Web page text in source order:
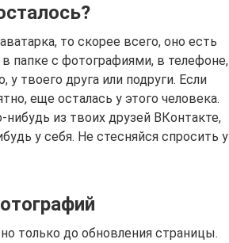
то скорее всего, оно есть
папке с фотографиями, в телефоне,
твоего друга или подруги. Если
еще осталась у этого человека.
из твоих друзей ВКонтакте,
у себя. Не стесняйся спросить у
только до обновления страницы.